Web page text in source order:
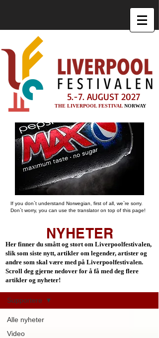
5.-7. AUGUST 2027
THE LIVERPOOL FESTIVALNORWAY
If you don`t understand Norwegian, first of all, we`re sorry.
Don`t worry, you can use the translator on top of this page!
Nyheter
Alle nyheter
Video
Supportere
Her finner du smått og stort om Liverpoolfestivalen,
slik som siste nytt, artikler om legender, artister og
andre som skal være med på Liverpoolfestivalen.
Scroll deg gjerne nedover for å få med deg flere
artikler og nyheter!
NYHETER